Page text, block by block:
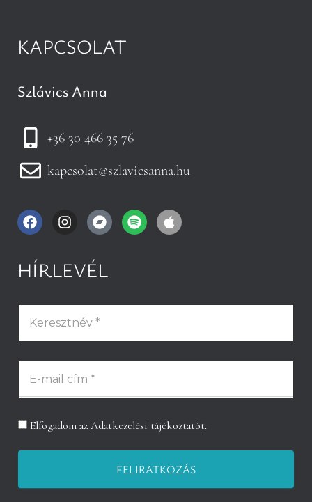
KAPCSOLAT
Szlávics Anna
+36 30 466 35 76
kapcsolat@szlavicsanna.hu
HÍRLEVÉL
Elfogadom az Adatkezelési tájékoztatót.